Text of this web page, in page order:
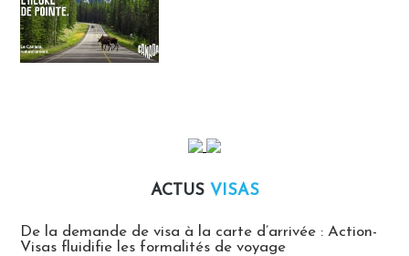
ACTUS VISAS
De la demande de visa à la carte d’arrivée : Action-
Visas fluidifie les formalités de voyage